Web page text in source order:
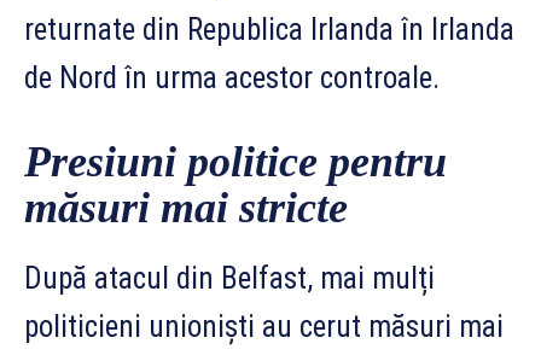
returnate din Republica Irlanda în Irlanda
de Nord în urma acestor controale.
Presiuni politice pentru
măsuri mai stricte
După atacul din Belfast, mai mulți
politicieni unioniști au cerut măsuri mai